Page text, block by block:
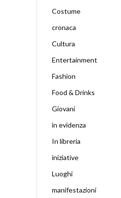
Costume
cronaca
Cultura
Entertainment
Fashion
Food & Drinks
Giovani
in evidenza
In libreria
iniziative
Luoghi
manifestazioni